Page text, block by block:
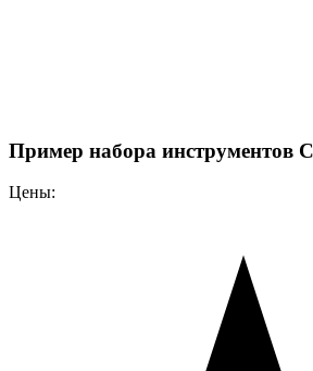
Пример набора инструментов
Цены: